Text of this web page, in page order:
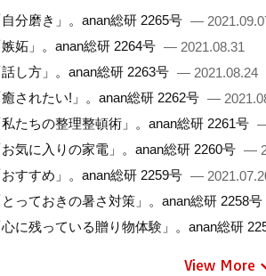
分磨き」。anan総研 2265号 —
妬」。anan総研 2264号 — 2021.08.31
し方」。anan総研 2263号 — 2021.08.24
されたい!」。anan総研 2262号 —
たちの整理整頓術」。anan総研 2261号
気に入りの家電」。anan総研 2260号 —
すすめ」。anan総研 2259号 —
っておきの暑さ対策」。anan総研 2258号
に残っている贈り物体験」。anan総研
View More